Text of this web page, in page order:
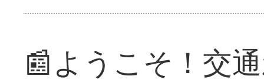
📰ようこそ！交